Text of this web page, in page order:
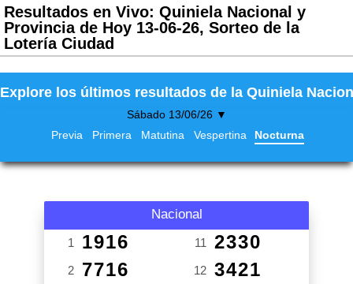
Resultados en Vivo: Quiniela Nacional y
Provincia de Hoy 13-06-26, Sorteo de la
Lotería Ciudad
Explore los últimos resultados de la Quiniela
Sábado 13/06/26 ▼
Previa
Primera Matutina Vespertina Nocturna
Nacional
1 1916
2 7716
11 2330
12 3421